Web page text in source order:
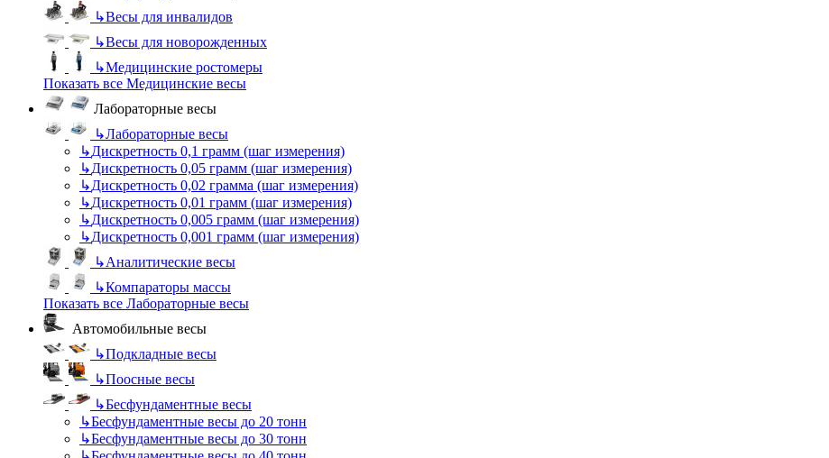
↳Весы для инвалидов
↳Весы для новорожденных
↳Медицинские ростомеры
Показать все Медицинские весы
Лабораторные весы
↳Лабораторные весы
↳Дискретность 0,1 грамм (шаг измерения)
↳Дискретность 0,05 грамм (шаг измерения)
↳Дискретность 0,02 грамма (шаг измерения)
↳Дискретность 0,01 грамм (шаг измерения)
↳Дискретность 0,005 грамм (шаг измерения)
↳Дискретность 0,001 грамм (шаг измерения)
↳Аналитические весы
↳Компараторы массы
Показать все Лабораторные весы
Автомобильные весы
↳Подкладные весы
↳Поосные весы
↳Бесфундаментные весы
↳Бесфундаментные весы до 20 тонн
↳Бесфундаментные весы до 30 тонн